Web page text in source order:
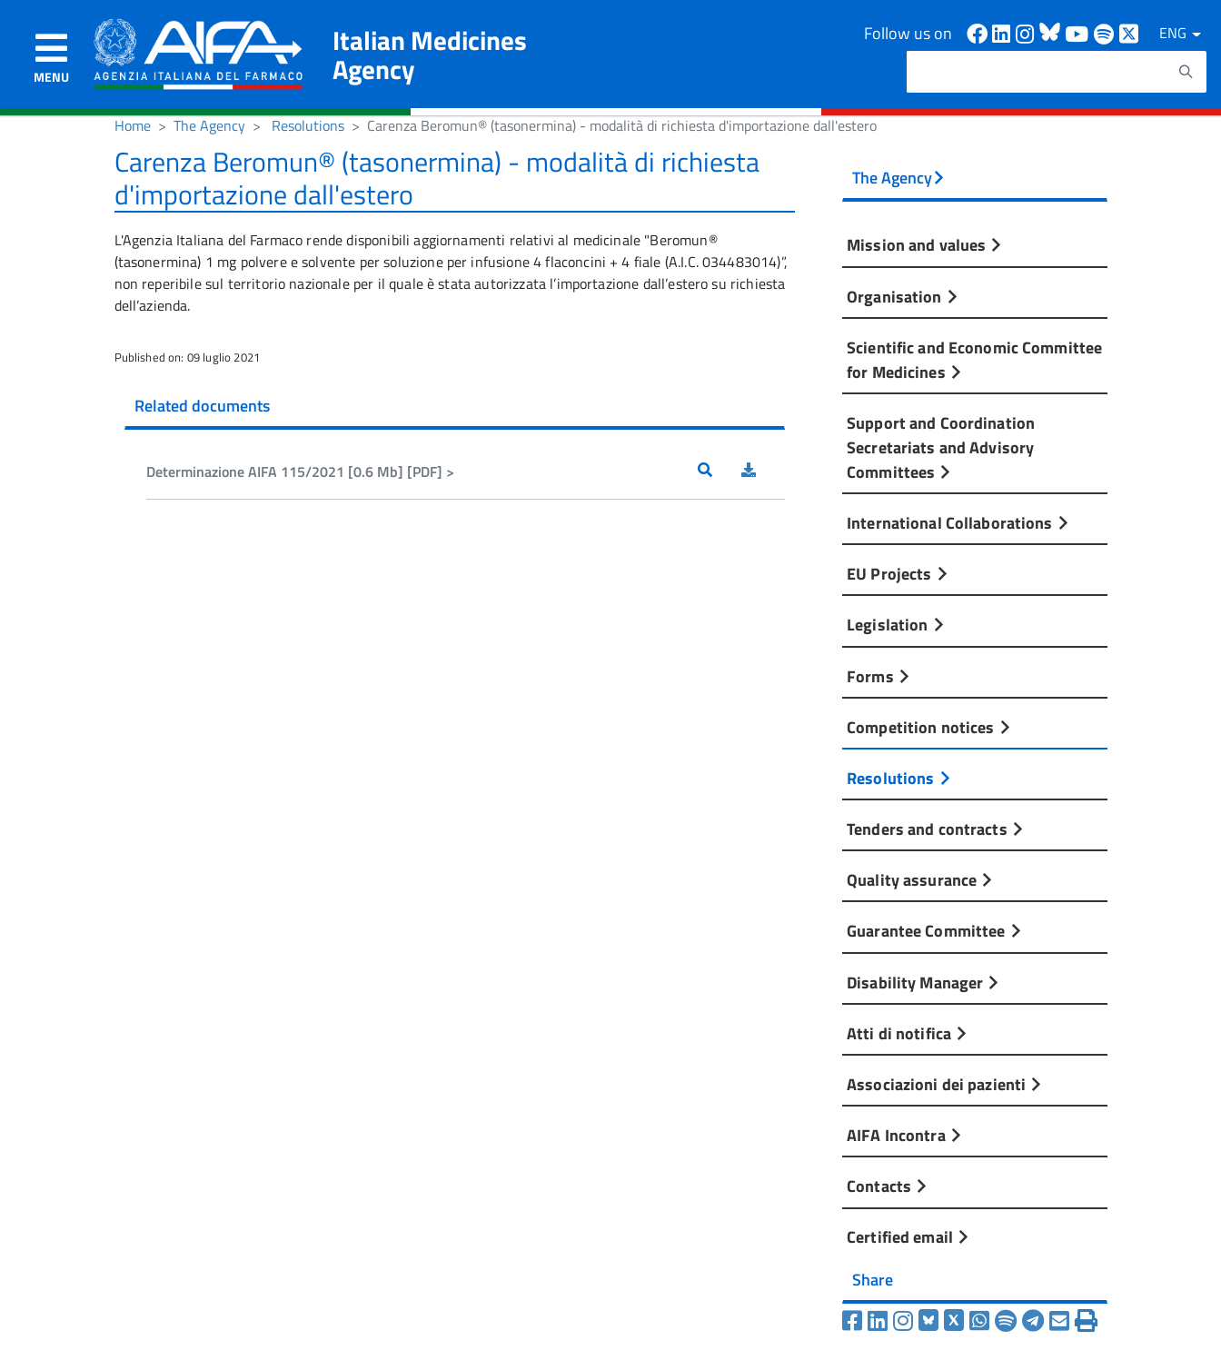
MENU
Italian Medicines
Agency
Follow us on Facebook
Linkedin
Instagram
Bluesky
Youtube
Spotify
ENGSearch
Home The Agency Resolutions Carenza Beromun® (tasonermina) - modalità di richiesta d'importazione dall'estero
Carenza Beromun® (tasonermina) - modalità di richiesta
d'importazione dall'estero
L'Agenzia Italiana del Farmaco rende disponibili aggiornamenti relativi al medicinale "Beromun®
(tasonermina) 1 mg polvere e solvente per soluzione per infusione 4 flaconcini + 4 fiale (A.I.C. 034483014)”,
non reperibile sul territorio nazionale per il quale è stata autorizzata l’importazione dall’estero su richiesta
dell’azienda.
Published on: 09 luglio 2021
Related documents
Determinazione AIFA 115/2021 [0.6 Mb] [PDF] >
The Agency
Mission and values
Organisation
Scientific and Economic Committee
for Medicines
Support and Coordination
Secretariats and Advisory
Committees
International Collaborations
EU Projects
Legislation
Forms
Competition notices
Resolutions
Tenders and contracts
Quality assurance
Guarantee Committee
Disability Manager
Atti di notifica
Associazioni dei pazienti
AIFA Incontra
Contacts
Certified email
Share